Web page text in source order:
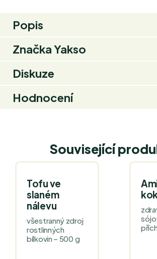
Popis
ZnačkaYakso
Diskuze
Hodnocení
Související
Tofu ve
slaném
nálevu
všestranný zdroj
rostlinných
bílkovin – 500 g